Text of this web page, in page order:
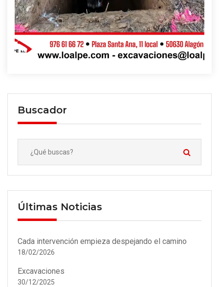
Buscador
Últimas Noticias
Cada intervención empieza despejando el camino
18/02/2026
Excavaciones
30/12/2025